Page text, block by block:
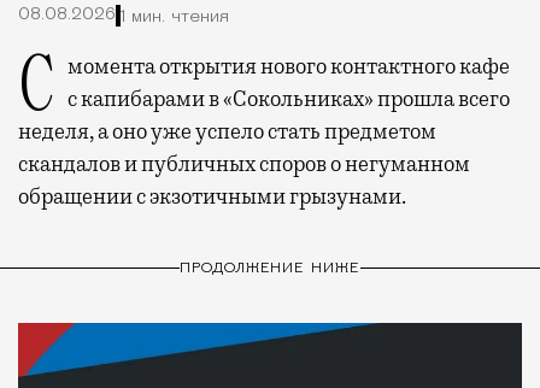
08.08.2026 1 мин. чтения
С момента открытия нового контактного кафе с капибарами в «Сокольниках» прошла всего
неделя, а оно уже успело стать предметом
скандалов и публичных споров о негуманном
обращении с экзотичными грызунами.
ПРОДОЛЖЕНИЕ НИЖЕ